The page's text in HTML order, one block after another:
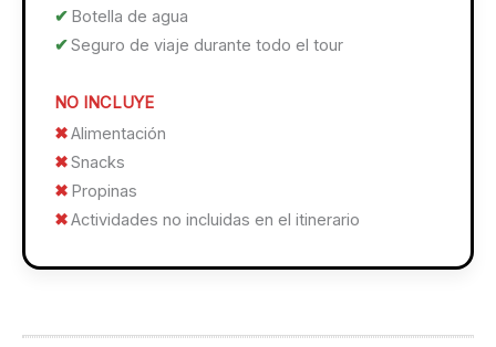
Botella de agua
Seguro de viaje durante todo el tour
NO INCLUYE
Alimentación
Snacks
Propinas
Actividades no incluidas en el itinerario